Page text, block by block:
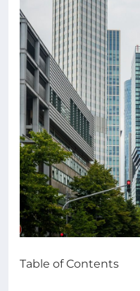
Table of Contents